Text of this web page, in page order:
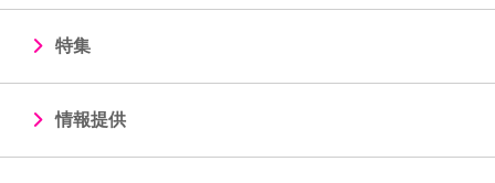
特集
情報提供